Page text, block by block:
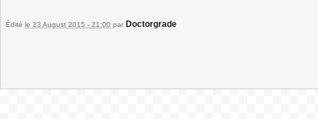
Édité le 23 August 2015 - 21:00 par Doctorgrade